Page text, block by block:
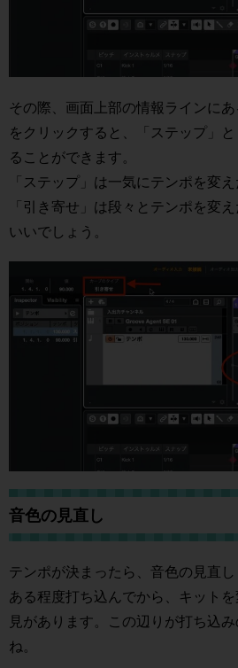
その際、画面上部の情報ラインにあ
をクリックすると、「ステップ」
ることができます。
「ステップ」は一気にテンポを変え
「引き寄せ」は段々とテンポを変
いいでしょう。
音色の見直し
テンポが決まったら、音色の見直し
ある程度打ち込んでから、キット
見があります。この辺りが打ち込
ね。